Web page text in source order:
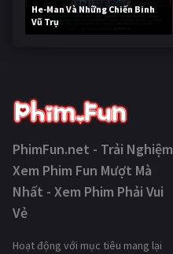
He-Man Và Những Chiến Binh
Vũ Trụ
246,344 lượt xem
PhimFun.net - Trải Nghiệm
Xem Phim Fun Mượt Mà
Nhất - Xem Phim Phải Vui
Vẻ
Hoạt động với mục tiêu mang lại